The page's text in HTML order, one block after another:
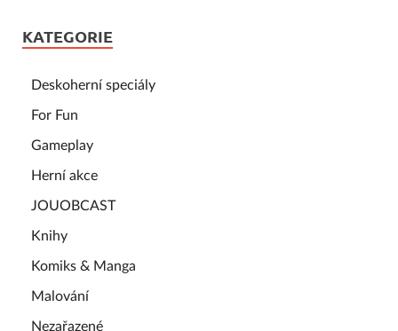
KATEGORIE
Deskoherní speciály
For Fun
Gameplay
Herní akce
JOUOBCAST
Knihy
Komiks & Manga
Malování
Nezařazené